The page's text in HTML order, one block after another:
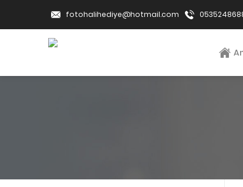
fotohalihediye@hotmail.com